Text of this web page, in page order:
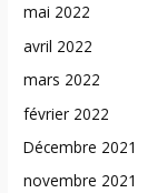
mai 2022
avril 2022
mars 2022
février 2022
Décembre 2021
novembre 2021